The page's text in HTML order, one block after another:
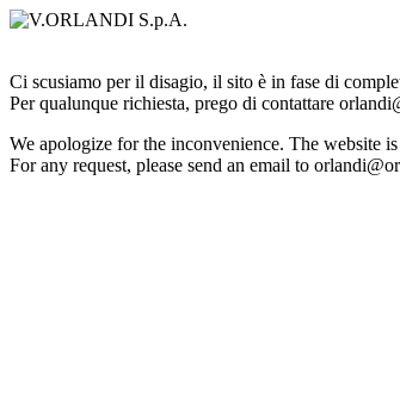
Ci scusiamo per il disagio, il sito è in fase di
Per qualunque richiesta, prego di contattare
We apologize for the inconvenience. The website
For any request, please send an email to